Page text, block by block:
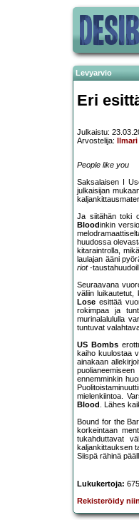
Levyarvio
Eri
Julkaistu:
Arvostelija:
People like you
Saksalaisen I
julkaisijan
Ja siitähän toki
Bloodinkin
huudossa
kitaraintrolla,
laulajan ääni
riot-
Seuraavana
väliin luikautetut,
Lose esittää
rokimpaa ja
murinalalululla
tuntuvat
US Bombs
kaiho kuulostaa
ainakaan
ennemminkin
mielenkiintoa.
Blood . Lähes
Bound for the
korkeintaan
tukahduttavat
kaljankittauksen
Siispä rähinä
Lukukertoja:
Rekisteröidy